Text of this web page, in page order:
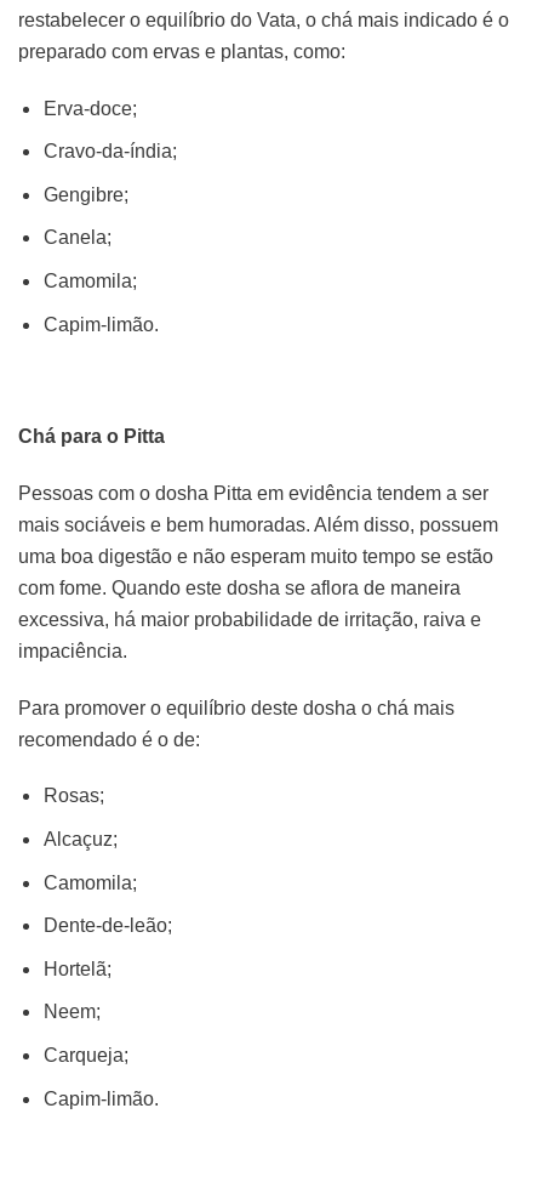
restabelecer o equilíbrio do Vata, o chá mais indicado é o
preparado com ervas e plantas, como:
Erva-doce;
Cravo-da-índia;
Gengibre;
Canela;
Camomila;
Capim-limão.
Chá para o Pitta
Pessoas com o dosha Pitta em evidência tendem a ser
mais sociáveis e bem humoradas. Além disso, possuem
uma boa digestão e não esperam muito tempo se estão
com fome. Quando este dosha se aflora de maneira
excessiva, há maior probabilidade de irritação, raiva e
impaciência.
Para promover o equilíbrio deste dosha o chá mais
recomendado é o de:
Rosas;
Alcaçuz;
Camomila;
Dente-de-leão;
Hortelã;
Neem;
Carqueja;
Capim-limão.